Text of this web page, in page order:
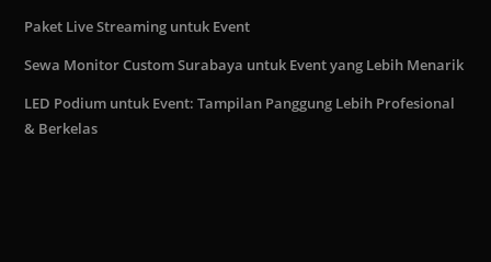
Paket Live Streaming untuk Event
Sewa Monitor Custom Surabaya untuk Event yang Lebih Menarik
LED Podium untuk Event: Tampilan Panggung Lebih Profesional
& Berkelas